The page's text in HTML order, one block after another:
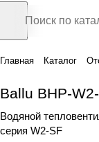
Главная Каталог
Ballu BHP-
Водяной
серия W2-SF